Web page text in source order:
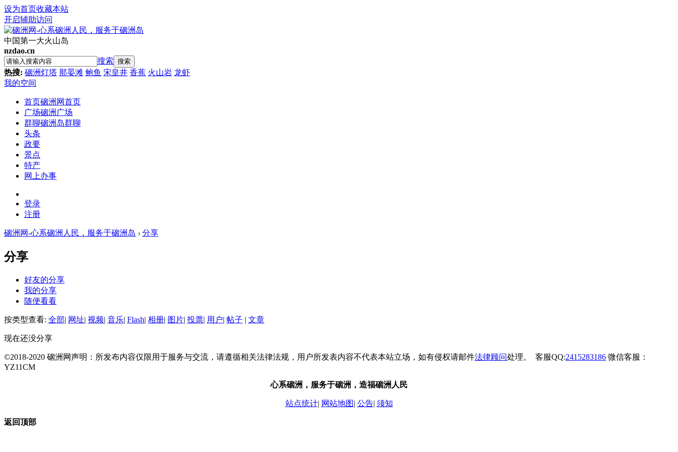
设为首页收藏本站
开启辅助访问
中国第一大火山岛
nzdao.cn
搜索 搜索
热搜: 硇洲灯塔 那晏滩 鲍鱼 宋皇井 香蕉 火山岩 龙虾
我的空间
首页硇洲网首页
广场硇洲广场
群聊硇洲岛群聊
头条
政要
景点
特产
网上办事
登录
注册
硇洲网-心系硇洲人民，服务于硇洲岛 › 分享
分享
好友的分享
我的分享
随便看看
按类型查看: 全部| 网址| 视频| 音乐| Flash| 相册| 图片| 投票| 用户| 帖子 | 文章
现在还没分享
©2018-2020 硇洲网声明：所发布内容仅限用于服务与交流，请遵循相关法律法规，用户所发表内容不代表本站立场，如有侵权请邮件法律顾问处理。 客服QQ:2415283186 微信客服：
YZ11CM
心系硇洲，服务于硇洲，造福硇洲人民
站点统计| 网站地图| 公告| 须知
返回顶部